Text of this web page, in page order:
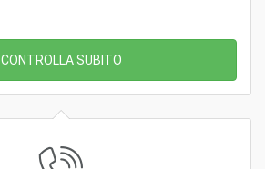
CONTROLLA SUBITO